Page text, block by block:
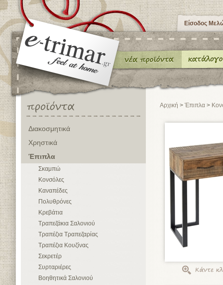
Είσοδος
Διακοσμητικά
Χρηστικά
Έπιπλα
Σκαμπώ
Κονσόλες
Καναπέδες
Πολυθρόνες
Κρεβάτια
Τραπεζάκια Σαλονιού
Τραπέζια Τραπεζαρίας
Τραπέζια Κουζίνας
Σεκρετέρ
Συρταριέρες
Βοηθητικά Σαλονιού
Αρχική > Έπιπλα >